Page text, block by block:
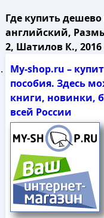
Где купить
английский,
2, Шатилов К., 2016
My-shop.ru –
пособия. Здесь
книги, новинки,
всей России